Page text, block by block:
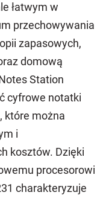
łatwym w
przechowywania
zapasowych,
domową
Station
cyfrowe notatki
które można
i
kosztów. Dzięki
procesorowi
charakteryzuje